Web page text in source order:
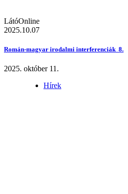
LátóOnline
2025.10.07
Román-magyar irodalmi interferenciák 8.
2025. október 11.
Hírek